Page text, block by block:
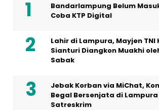
Bandarlampung Belum
Coba KTP Digital
Lahir di Lampura, Mayjen
Sianturi Diangkon Muakhi
Sabak
Jebak Korban via MiChat,
Begal Bersenjata di
Satreskrim